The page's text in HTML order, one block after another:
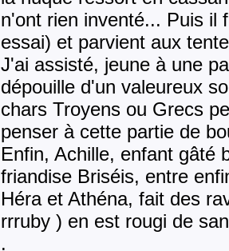
n'ont rien inventé... Puis il
essai) et parvient aux
J'ai assisté, jeune à une
dépouille d'un valeureux
chars Troyens ou Grecs
penser à cette partie de
Enfin, Achille, enfant gâté
friandise Briséis, entre
Héra et Athéna, fait des
rrruby ) en est rougi de
.